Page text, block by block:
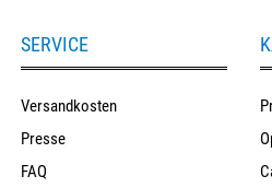
SERVICE
Versandkosten
Presse
FAQ